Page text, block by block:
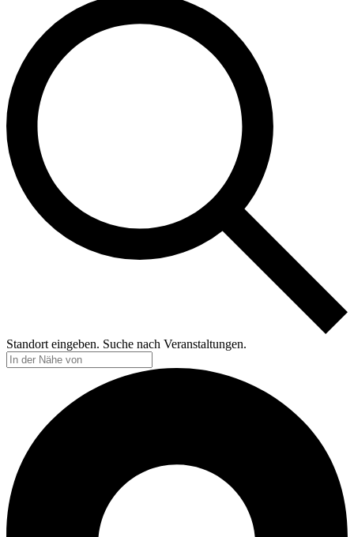
Standort eingeben. Suche nach Veranstaltungen.